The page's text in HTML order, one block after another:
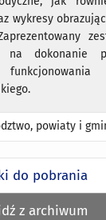
wykresy
na dokonanie
powiaty i
do pobrania
z archiwum